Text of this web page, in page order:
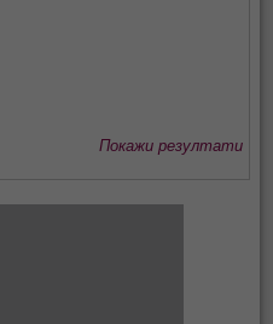
Покажи резултати